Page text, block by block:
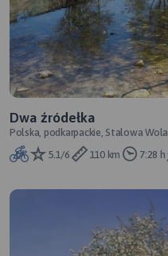
Dwa źródełka
Polska, podkarpackie, Stalowa Wola
5.1/6
110 km 7:28 h